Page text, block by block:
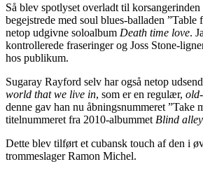
Så blev spotlyset overladt til korsangerinden
begejstrede med soul blues-balladen ”Table
netop udgivne soloalbum Death time love.
kontrollerede fraseringer og Joss Stone-
hos publikum.
Sugaray Rayford selv har også netop
world that we live in, som er en regulær,
denne gav han nu åbningsnummeret ”Take
titelnummeret fra 2010-albummet Blind alley
Dette blev tilført et cubansk touch af den i
trommeslager Ramon Michel.